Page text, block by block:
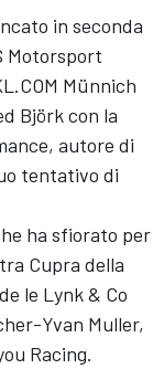
in seconda
Motorsport
Münnich
Björk con la
autore di
tentativo di
ha sfiorato per
Cupra della
le Lynk & Co
Yvan Muller,
Racing.